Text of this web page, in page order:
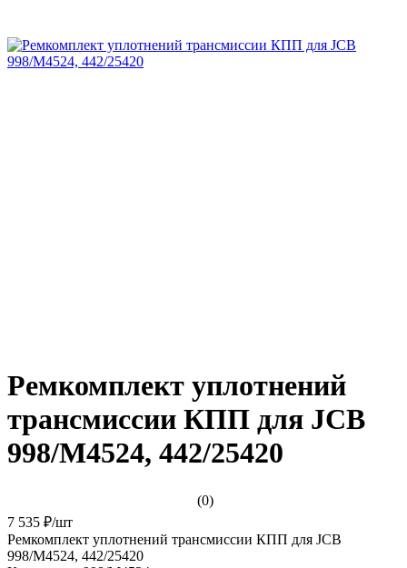
Ремкомплект уплотнений
трансмиссии КПП для JCB
998/M4524, 442/25420
(0)
7 535 ₽/шт
Ремкомплект уплотнений трансмиссии КПП для JCB
998/M4524, 442/25420